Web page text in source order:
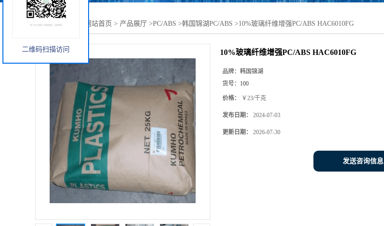
您当前的位置： 网站首页 > 产品展厅 >PC/ABS >韩国锦湖PC/ABS >10%玻璃纤维增强PC/ABS HAC6010FG
10%玻璃纤维增强PC/ABS HAC6010FG
品牌： 韩国锦湖
货号： 100
价格： ￥23/千克
发布日期： 2024-07-03
更新日期： 2026-07-30
发送咨询信息
二维码扫描访问